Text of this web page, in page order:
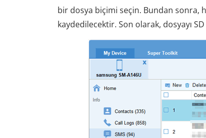
bir dosya biçimi seçin. Bundan sonra,
kaydedilecektir. Son olarak, dosyayı SD